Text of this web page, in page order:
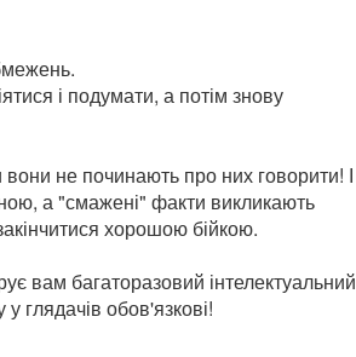
і подумати, а потім знову
не починають про них говорити! І
а "смажені" факти викликають
хорошою бійкою.
вам багаторазовий інтелектуальний
глядачів обов'язкові!